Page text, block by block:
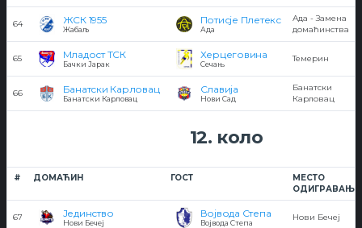
64 ЖСК 1955
Жабаљ
Потисје Плетекс
Ада
Ада - Замена
домаћинства
65 Младост ТСК
Бачки Јарак
Херцеговина
Сечањ
Темерин
66 Банатски Карловац
Банатски Карловац
Славија
Нови Сад
Банатски
Карловац
12. коло
# ДОМАЋИН ГОСТ
МЕСТО
ОДИГРАВАЊА
67 Јединство
Нови Бечеј
Војвода Степа
Војвода Степа
Нови Бечеј